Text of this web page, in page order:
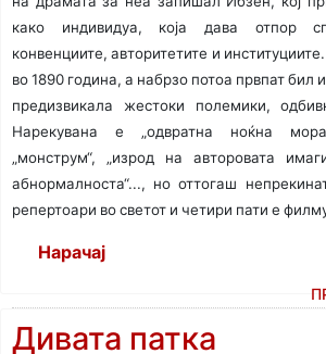
како индивидуа, која дава отпор
конвенциите, авторитетите и
во 1890 година, а набрзо потоа првпат бил
предизвикала жестоки полемики,
Нарекувана е „одвратна ноќна
„монструм“, „изрод на авторовата
абнормалноста“..., но оттогаш
репертоари во светот и четири пати е
Нарачај
Дивата патка